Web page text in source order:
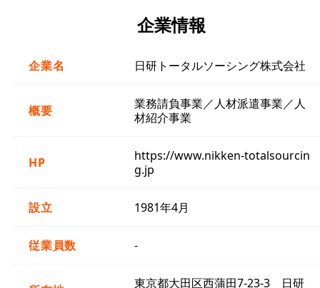
企業情報
企業名 日研トータルソーシング株式会社
概要
業務請負事業／人材派遣事業／人
材紹介事業
HP
https://www.nikken-totalsourcin
g.jp
設立 1981年4月
従業員数 -
東京都大田区西蒲田7-23-3 日研